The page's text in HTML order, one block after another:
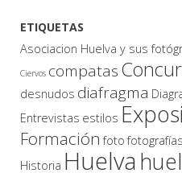
ETIQUETAS
Asociacion Huelva y sus
Ciervos compatas
desnudos diafragma
Entrevistas estilos
Formación foto fotografías
Historia Huelva